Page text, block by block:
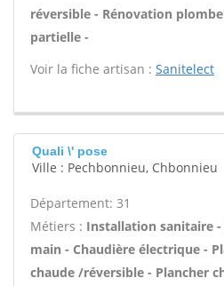
réversible - Rénovation
partielle -
Voir la fiche artisan : Sanitelect
Quali \' pose
Ville : Pechbonnieu, Chbonnieu
Département: 31
Métiers : Installation sanitaire -
main - Chaudière électrique -
chaude /réversible - Plancher